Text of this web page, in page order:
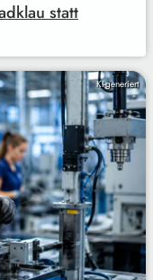
statt
KI-generiert